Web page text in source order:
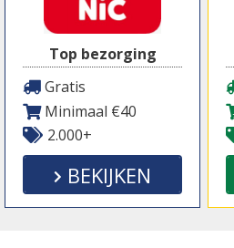
Top bezorging
Gratis
Minimaal €40
2.000+
BEKIJKEN